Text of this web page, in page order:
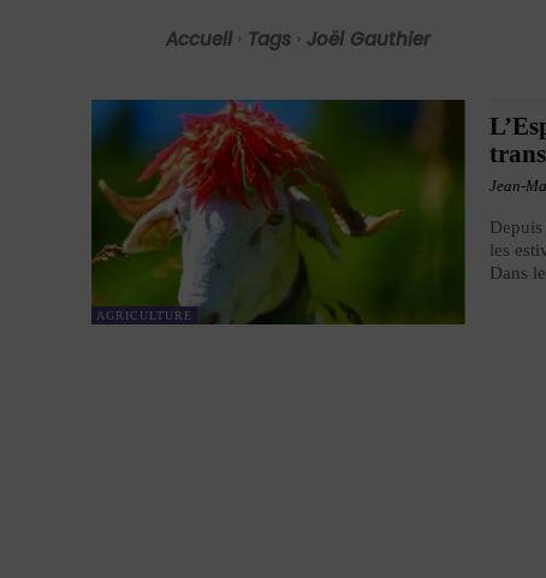
Accueil Tags Joël Gauthier
AGRICULTURE
Jean-
Depuis
les
Dans